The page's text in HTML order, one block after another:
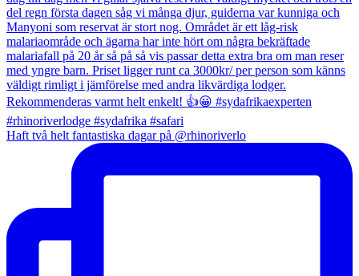
Haft två helt fantastiska dagar på @rhinoriverlo